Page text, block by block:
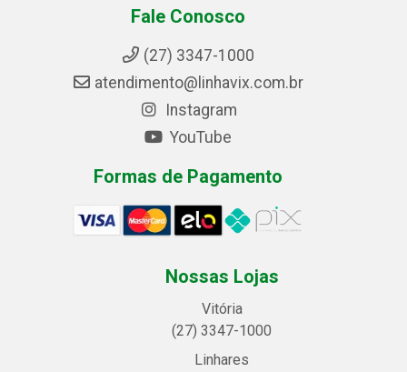
Fale Conosco
(27) 3347-1000
atendimento@linhavix.com.br
Instagram
YouTube
Formas de Pagamento
Nossas Lojas
Vitória
(27) 3347-1000
Linhares